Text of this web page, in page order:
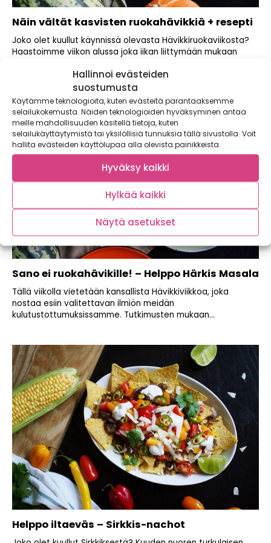
Hallinnoi evästeiden
suostumusta
Käytämme teknologioita, kuten evästeitä parantaaksemme
selailukokemusta. Näiden teknologioiden hyväksyminen antaa
meille mahdollisuuden käsitellä tietoja, kuten
selailukäyttäytymistä tai yksilöllisiä tunnuksia tällä sivustolla. Voit
hallita evästeiden käyttölupaa alla olevista painikkeista.
Hyväksy kaikki
Hylkää kaikki
Näytä asetukset
Näin vältät kasvisten ruokahävikkiä + resepti
Joko olet kuullut käynnissä olevasta Hävikkiruokaviikosta?
Haastoimme viikon alussa joka iikan liittymään mukaan
Sano ei ruokahävikille! – Helppo Härkis Masala
Tällä viikolla vietetään kansallista Hävikkiviikkoa, joka
nostaa esiin valitettavan ilmiön meidän
kulutustottumuksissamme. Tutkimusten mukaan...
Helppo iltaeväs – Sirkkis-nachot